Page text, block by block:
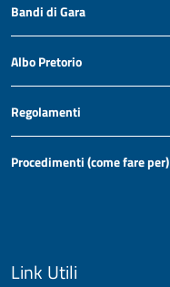
Bandi di Gara
Albo Pretorio
Regolamenti
Procedimenti (come fare per)
Link Utili